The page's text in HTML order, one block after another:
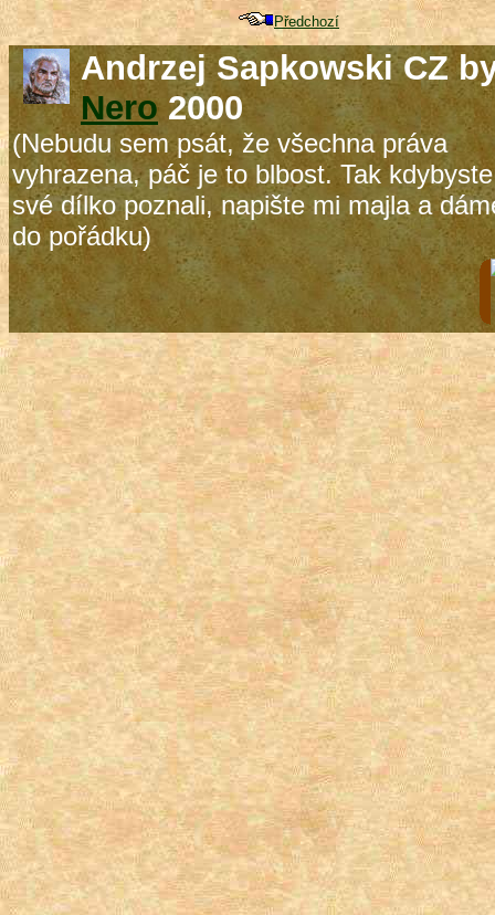
Předchozí
Andrzej Sapkowski CZ
Nero2000
(Nebudu sem psát, že všechna práva
vyhrazena, páč je to blbost. Tak
své dílko poznali, napište mi majla a
do pořádku)